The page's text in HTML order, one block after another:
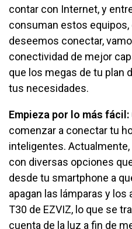
contar con Internet, y
consuman estos
deseemos conectar,
conectividad de mejor
que los megas de tu plan
tus necesidades.
Empieza por lo más fácil:
comenzar a conectar tu
inteligentes.
con diversas opciones
desde tu smartphone a
apagan las lámparas y
T30 de EZVIZ, lo que se
cuenta de la luz a fin de